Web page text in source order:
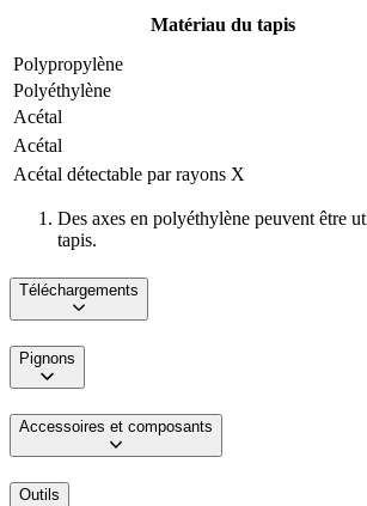
Matériau du tapis
Polypropylène
Polyéthylène
Acétal
Acétal
Acétal détectable par rayons X
Des axes en polyéthylène peuvent être
tapis.
Téléchargements
Pignons
Accessoires et composants
Outils